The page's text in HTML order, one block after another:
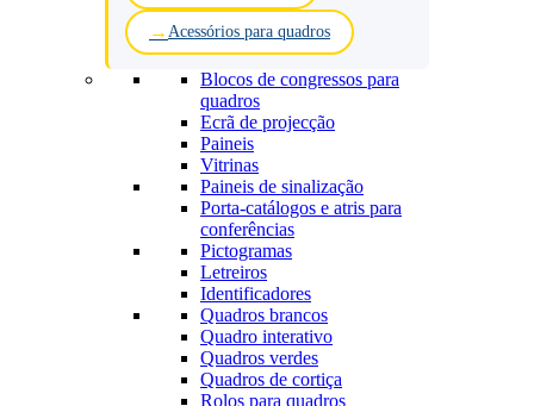
Acessórios para quadros
Blocos de congressos para
quadros
Ecrã de projecção
Paineis
Vitrinas
Paineis de sinalização
Porta-catálogos e atris para
conferências
Pictogramas
Letreiros
Identificadores
Quadros brancos
Quadro interativo
Quadros verdes
Quadros de cortiça
Rolos para quadros